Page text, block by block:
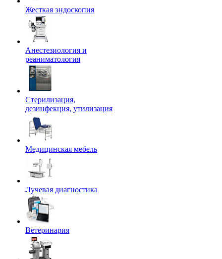
Жесткая эндоскопия
Анестезиология и
реаниматология
Стерилизация,
дезинфекция, утилизация
Медицинская мебель
Лучевая диагностика
Ветеринария